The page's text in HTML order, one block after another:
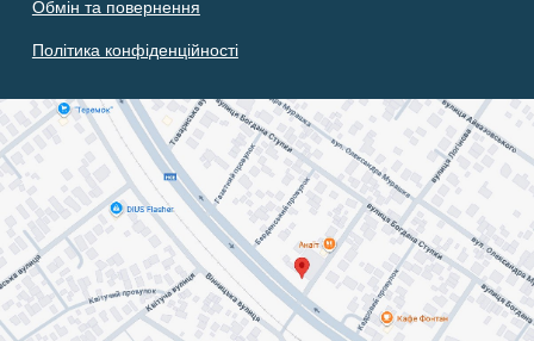
Обмін та повернення
Політика конфіденційності